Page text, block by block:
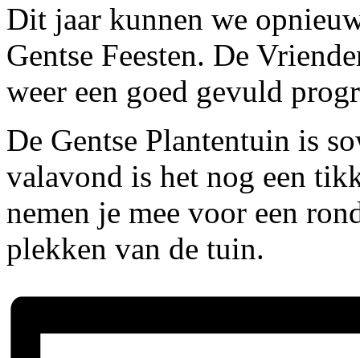
Dit jaar kunnen we
Gentse Feesten. De
weer een goed gevuld
De Gentse Plantentuin is
valavond is het nog een
nemen je mee voor een
plekken van de tuin.